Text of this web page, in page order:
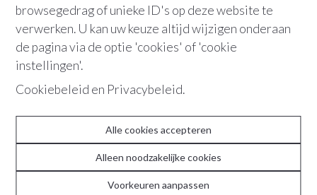
browsegedrag of unieke ID's op deze website te
verwerken. U kan uw keuze altijd wijzigen onderaan
de pagina via de optie 'cookies' of 'cookie
instellingen'.
Cookiebeleid en Privacybeleid.
Alle cookies accepteren
Alleen noodzakelijke cookies
Voorkeuren aanpassen
"Met een uitstekend energielabel en een
centrale locatie, is het de ideale plek
voor wie op zoek is naar gemak en
duurzaamheid in de stad"
Dit appartement, dat gemakkelijk te onderhouden is en
veel natuurlijk licht binnenlaat, belichaamt het
hedendaagse stadsleven met een vleugje tijdloos
comfort en functionaliteit.